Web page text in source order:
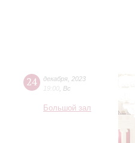
24 декабря 2023
19:00 Вс
Большой зал